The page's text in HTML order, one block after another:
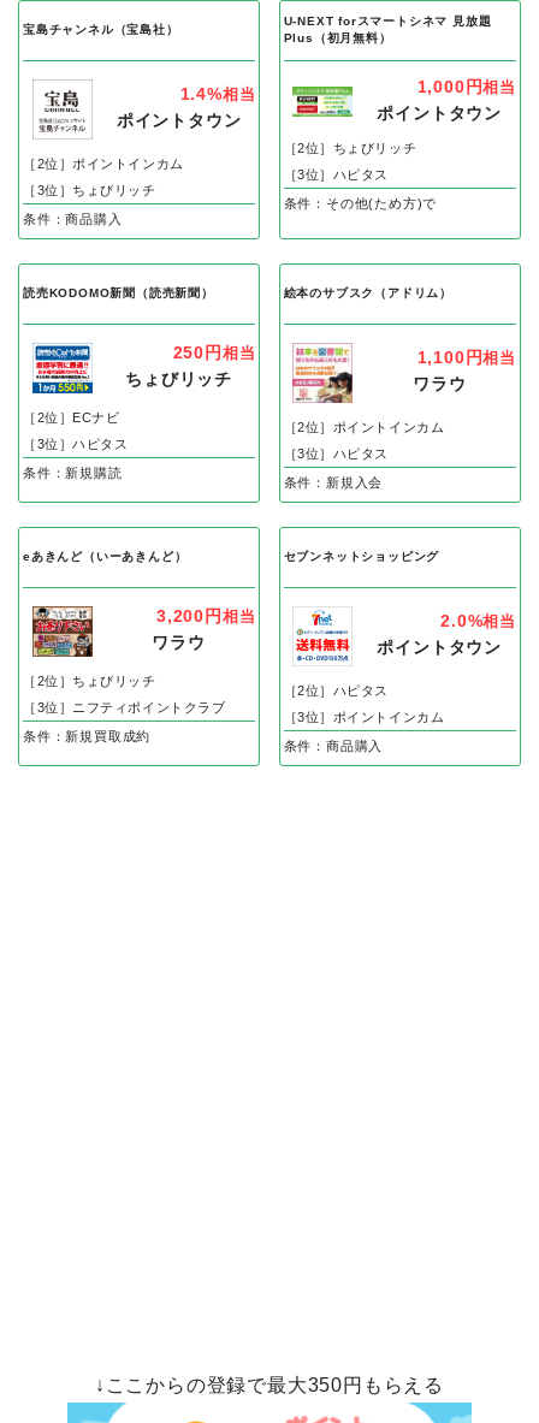
宝島チャンネル（宝島社）
1.4%相当
ポイントタウン
［2位］ポイントインカム
［3位］ちょびリッチ
条件：商品購入
U-NEXT forスマートシネマ 見放題
Plus（初月無料）
1,000円相当
ポイントタウン
［2位］ちょびリッチ
［3位］ハピタス
条件：その他(ため方)で
読売KODOMO新聞（読売新聞）
250円 相当
ちょびリッチ
［2位］ECナビ
［3位］ハピタス
条件：新規購読
絵本のサブスク（アドリム）
1,100円相当
ワラウ
［2位］ポイントインカム
［3位］ハピタス
条件：新規入会
eあきんど（いーあきんど）
3,200円 相当
ワラウ
［2位］ちょびリッチ
［3位］ニフティポイントクラブ
条件：新規買取成約
セブンネットショッピング
2.0%相当
ポイントタウン
［2位］ハピタス
［3位］ポイントインカム
条件：商品購入
↓ここからの登録で最大350円もらえる